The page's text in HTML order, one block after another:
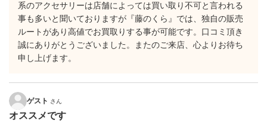
系のアクセサリーは店舗によっては買い取り不可と言われる
事も多いと聞いておりますが『藤のくら』では、独自の販売
ルートがあり高値でお買取りする事が可能です。口コミ頂き
誠にありがとうございました。またのご来店、心よりお待ち
申し上げます。
ゲスト さん
オススメです